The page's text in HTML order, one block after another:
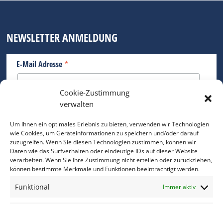
Cookie-Zustimmung
verwalten
Um Ihnen ein optimales Erlebnis zu bieten, verwenden wir Technologien
wie Cookies, um Geräteinformationen zu speichern und/oder darauf
zuzugreifen. Wenn Sie diesen Technologien zustimmen, können wir
Daten wie das Surfverhalten oder eindeutige IDs auf dieser Website
verarbeiten. Wenn Sie Ihre Zustimmung nicht erteilen oder zurückziehen,
können bestimmte Merkmale und Funktionen beeinträchtigt werden.
Funktional Immer aktiv
NEWSLETTER ANMELDUNG
E-Mail Adresse *
Bitte geben Sie Ihre E-Mail Adresse ein.
*